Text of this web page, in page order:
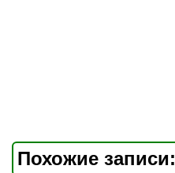
Похожие записи: